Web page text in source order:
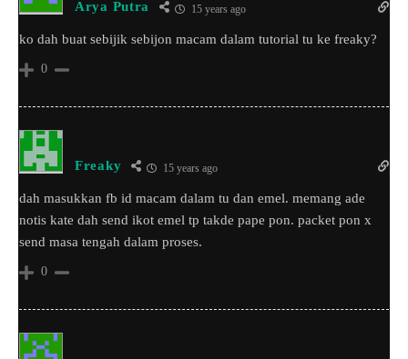
Arya Putra 15 years ago
ko dah buat sebijik sebijon macam dalam tutorial tu ke freaky?
0
Freaky 15 years ago
dah masukkan fb id macam dalam tu dan emel. memang ade
notis kate dah send ikot emel tp takde pape pon. packet pon x
send masa tengah dalam proses.
0